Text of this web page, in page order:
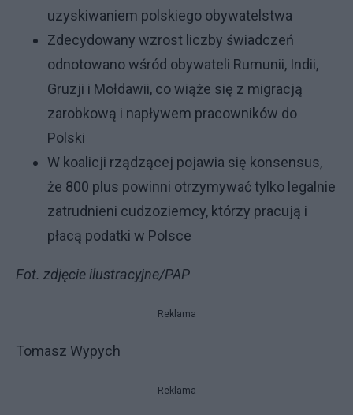
uzyskiwaniem polskiego obywatelstwa
Zdecydowany wzrost liczby świadczeń
odnotowano wśród obywateli Rumunii, Indii,
Gruzji i Mołdawii, co wiąże się z migracją
zarobkową i napływem pracowników do
Polski
W koalicji rządzącej pojawia się konsensus,
że 800 plus powinni otrzymywać tylko legalnie
zatrudnieni cudzoziemcy, którzy pracują i
płacą podatki w Polsce
Fot. zdjęcie ilustracyjne/PAP
Reklama
Tomasz Wypych
Reklama